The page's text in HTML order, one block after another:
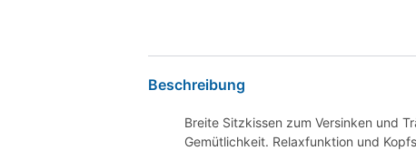
Beschreibung
Breite Sitzkissen zum Versinken und
Gemütlichkeit. Relaxfunktion und